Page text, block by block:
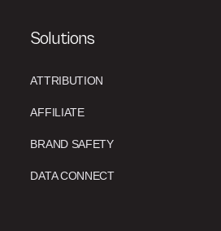
Solutions
ATTRIBUTION
AFFILIATE
BRAND SAFETY
DATA CONNECT